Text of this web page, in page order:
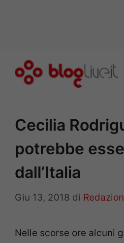
Cecilia
potrebbe
dall’Italia
Giu 13, 2018 di
Nelle scorse ore alcuni